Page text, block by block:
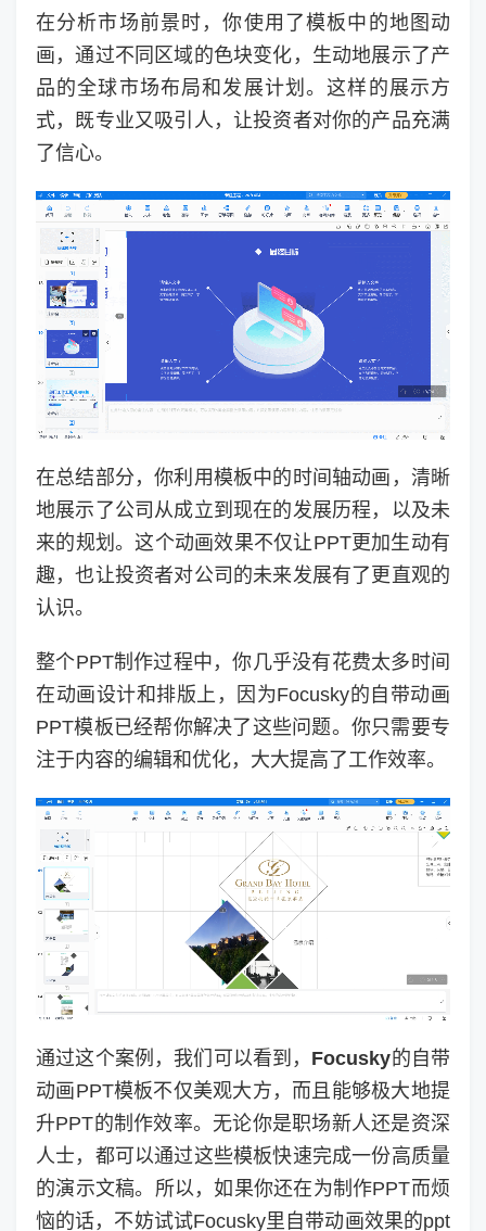
在分析市场前景时，你使用了模板中的地图动
画，通过不同区域的色块变化，生动地展示了产
品的全球市场布局和发展计划。这样的展示方
式，既专业又吸引人，让投资者对你的产品充满
了信心。
在总结部分，你利用模板中的时间轴动画，清晰
地展示了公司从成立到现在的发展历程，以及未
来的规划。这个动画效果不仅让PPT更加生动有
趣，也让投资者对公司的未来发展有了更直观的
认识。
整个PPT制作过程中，你几乎没有花费太多时间
在动画设计和排版上，因为Focusky的自带动画
PPT模板已经帮你解决了这些问题。你只需要专
注于内容的编辑和优化，大大提高了工作效率。
通过这个案例，我们可以看到， Focusky的自带
动画PPT模板不仅美观大方，而且能够极大地提
升PPT的制作效率。无论你是职场新人还是资深
人士，都可以通过这些模板快速完成一份高质量
的演示文稿。所以，如果你还在为制作PPT而烦
恼的话，不妨试试Focusky里自带动画效果的ppt